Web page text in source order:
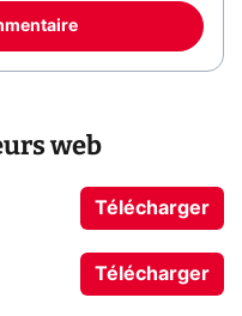
web
Télécharger
Télécharger